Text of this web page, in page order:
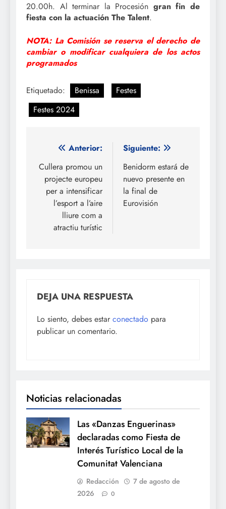
20.00h. Al terminar la Procesión gran fin de
fiesta con la actuación The Talent.
NOTA: La Comisión se reserva el derecho de
cambiar o modificar cualquiera de los actos
programados
Etiquetado: Benissa
Festes
Festes 2024
Navegación
de
entradas
Anterior:
Cullera promou un
projecte europeu
per a intensificar
l’esport a l’aire
lliure com a
atractiu turístic
Siguiente:
Benidorm estará de
nuevo presente en
la final de
Eurovisión
DEJA UNA RESPUESTA
Lo siento, debes estar conectado para
publicar un comentario.
Noticias relacionadas
Las «Danzas Enguerinas»
declaradas como Fiesta de
Interés Turístico Local de la
Comunitat Valenciana
Redacción
7 de agosto de
2026
0